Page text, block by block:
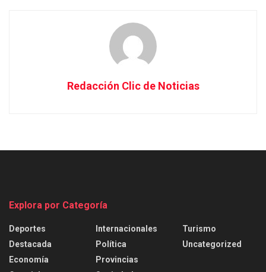
Redacción Clic de Noticias
Explora por Categoría
Deportes
Destacada
Economía
Internacionales
Política
Provincias
Turismo
Uncategorized